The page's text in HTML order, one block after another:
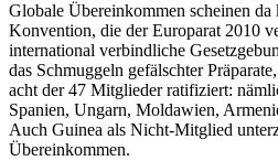
Globale Übereinkommen scheinen
Konvention, die der Europarat 2010
international verbindliche
das Schmuggeln gefälschter
acht der 47 Mitglieder ratifiziert:
Spanien, Ungarn, Moldawien,
Auch Guinea als Nicht-Mitglied
Übereinkommen.